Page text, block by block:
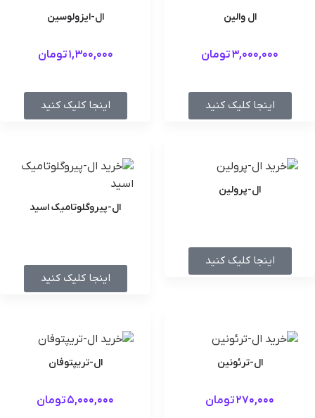
ال والین
3,000,000تومان
اینجا کلیک کنید
ال-ایزولوسین
1,300,000تومان
اینجا کلیک کنید
ال-پرولین
اینجا کلیک کنید
ال-پیروگلوتامیک اسید
اینجا کلیک کنید
ال-ترئونین
270,000تومان
ال-تریپتوفان
5,000,000تومان